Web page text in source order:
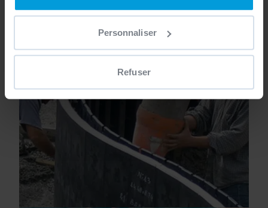
cookies ou en cliquant sur l'icône de confidentialité.
Si vous le permettez, nous aimerions également :
Collecter des informations sur votre localisation
géographique qui peuvent être précises à plusieurs
pour en relever les caractéristiques spécifiques
(empreintes digitales).
Pour en savoir plus sur le traitement de vos données
personnelles et définir vos préférences, reportez-vous à
la section « Détails »
. Vous pouvez modifier ou retirer
votre consentement à tout moment à partir de la
déclaration sur les cookies.
Personnaliser
Refuser